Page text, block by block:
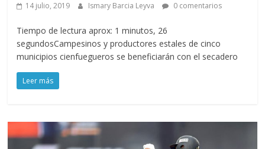
14 julio, 2019 Ismary Barcia Leyva 0 comentarios
Tiempo de lectura aprox: 1 minutos, 26
segundosCampesinos y productores estales de cinco
municipios cienfuegueros se beneficiarán con el secadero
Leer más